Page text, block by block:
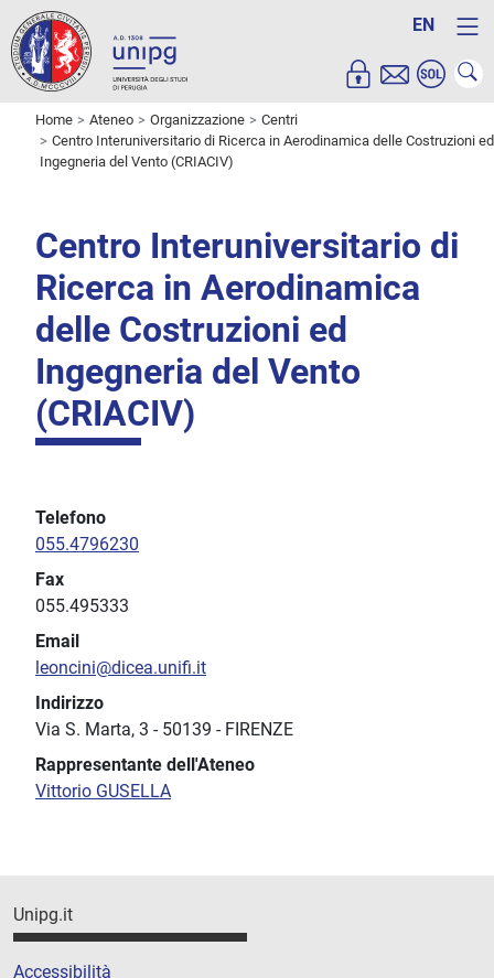
EN
Home Ateneo Organizzazione
Centri
Centro Interuniversitario di Ricerca in Aerodinamica delle Costruzioni ed
Ingegneria del Vento (CRIACIV)
Centro Interuniversitario di
Ricerca in Aerodinamica
delle Costruzioni ed
Ingegneria del Vento
(CRIACIV)
Telefono
055.4796230
Fax
055.495333
Email
leoncini@dicea.unifi.it
Indirizzo
Via S. Marta, 3 - 50139 - FIRENZE
Rappresentante dell'Ateneo
Vittorio GUSELLA
Unipg.it
Accessibilità